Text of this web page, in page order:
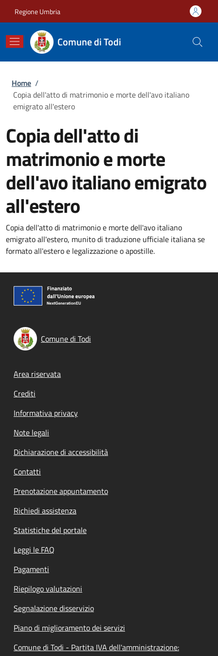
Regione Umbria
Comune di Todi
Briciole di pane
Home /
Copia dell'atto di matrimonio e morte dell'avo italiano
emigrato all'estero
Copia dell'atto di
matrimonio e morte
dell'avo italiano emigrato
all'estero
Copia dell'atto di matrimonio e morte dell'avo italiano
emigrato all'estero, munito di traduzione ufficiale italiana se
formato all'estero e legalizzazione o apostille.
Comune di Todi
Footer menu
Area riservata
Crediti
Informativa privacy
Note legali
Dichiarazione di accessibilità
Contatti
Prenotazione appuntamento
Richiedi assistenza
Statistiche del portale
Leggi le FAQ
Pagamenti
Riepilogo valutazioni
Segnalazione disservizio
Piano di miglioramento dei servizi
Comune di Todi - Partita IVA dell'amministrazione: